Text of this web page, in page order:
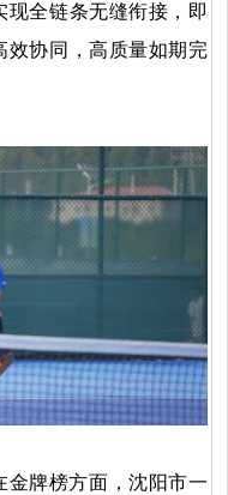
全链条无缝衔接，即
效协同，高质量如期完
牌榜方面，沈阳市一